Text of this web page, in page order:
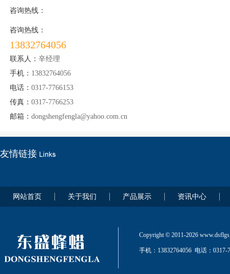
咨询热线：
咨询热线：
13832764056
联系人： 辛经理
手机： 13832764056
电话： 0317-7766153
传真： 0317-7766253
邮箱： dongshengfengla@yahoo.com.cn
友情链接
网站首页 关于我们 产品展示 资讯中心
Copyright © 2011-2026
手机：13832764056 电话：